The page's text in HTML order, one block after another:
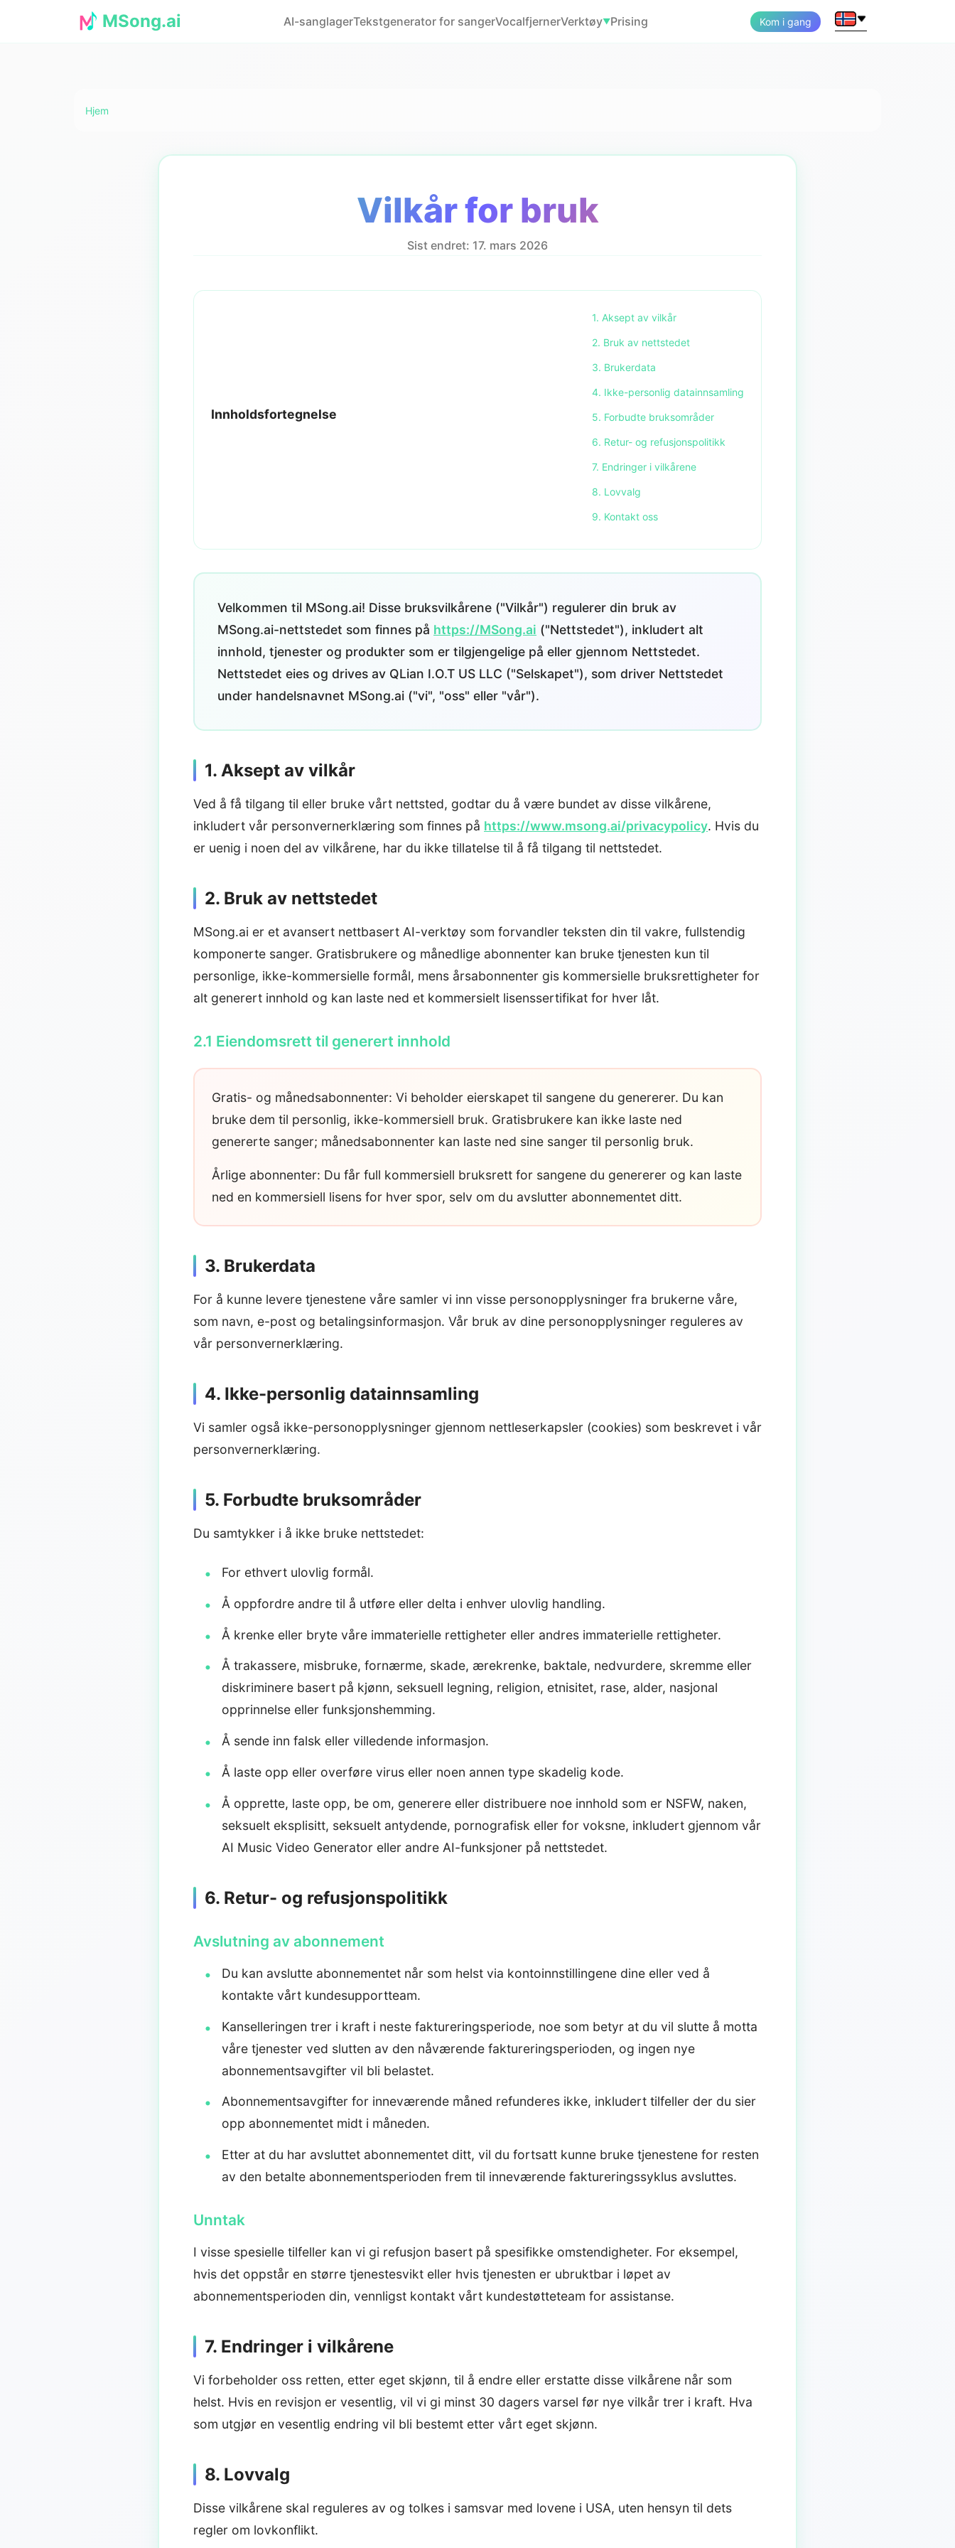
MSong.ai AI-sanglagerTekstgenerator for sangerVocalfjernerVerktøy▼Prising Kom i gang
Hjem
Vilkår for bruk
Sist endret: 17. mars 2026
Innholdsfortegnelse
1. Aksept av vilkår
2. Bruk av nettstedet
3. Brukerdata
4. Ikke-personlig datainnsamling
5. Forbudte bruksområder
6. Retur- og refusjonspolitikk
7. Endringer i vilkårene
8. Lovvalg
9. Kontakt oss
Velkommen til MSong.ai! Disse bruksvilkårene ("Vilkår") regulerer din bruk av
MSong.ai-nettstedet som finnes på https://MSong.ai ("Nettstedet"), inkludert alt
innhold, tjenester og produkter som er tilgjengelige på eller gjennom Nettstedet.
Nettstedet eies og drives av QLian I.O.T US LLC ("Selskapet"), som driver Nettstedet
under handelsnavnet MSong.ai ("vi", "oss" eller "vår").
1. Aksept av vilkår
Ved å få tilgang til eller bruke vårt nettsted, godtar du å være bundet av disse vilkårene,
inkludert vår personvernerklæring som finnes på https://www.msong.ai/privacypolicy. Hvis du
er uenig i noen del av vilkårene, har du ikke tillatelse til å få tilgang til nettstedet.
2. Bruk av nettstedet
MSong.ai er et avansert nettbasert AI-verktøy som forvandler teksten din til vakre, fullstendig
komponerte sanger. Gratisbrukere og månedlige abonnenter kan bruke tjenesten kun til
personlige, ikke-kommersielle formål, mens årsabonnenter gis kommersielle bruksrettigheter for
alt generert innhold og kan laste ned et kommersielt lisenssertifikat for hver låt.
2.1 Eiendomsrett til generert innhold
Gratis- og månedsabonnenter: Vi beholder eierskapet til sangene du genererer. Du kan
bruke dem til personlig, ikke-kommersiell bruk. Gratisbrukere kan ikke laste ned
genererte sanger; månedsabonnenter kan laste ned sine sanger til personlig bruk.
Årlige abonnenter: Du får full kommersiell bruksrett for sangene du genererer og kan laste
ned en kommersiell lisens for hver spor, selv om du avslutter abonnementet ditt.
3. Brukerdata
For å kunne levere tjenestene våre samler vi inn visse personopplysninger fra brukerne våre,
som navn, e-post og betalingsinformasjon. Vår bruk av dine personopplysninger reguleres av
vår personvernerklæring.
4. Ikke-personlig datainnsamling
Vi samler også ikke-personopplysninger gjennom nettleserkapsler (cookies) som beskrevet i vår
personvernerklæring.
5. Forbudte bruksområder
Du samtykker i å ikke bruke nettstedet:
For ethvert ulovlig formål.
Å oppfordre andre til å utføre eller delta i enhver ulovlig handling.
Å krenke eller bryte våre immaterielle rettigheter eller andres immaterielle rettigheter.
Å trakassere, misbruke, fornærme, skade, ærekrenke, baktale, nedvurdere, skremme eller
diskriminere basert på kjønn, seksuell legning, religion, etnisitet, rase, alder, nasjonal
opprinnelse eller funksjonshemming.
Å sende inn falsk eller villedende informasjon.
Å laste opp eller overføre virus eller noen annen type skadelig kode.
Å opprette, laste opp, be om, generere eller distribuere noe innhold som er NSFW, naken,
seksuelt eksplisitt, seksuelt antydende, pornografisk eller for voksne, inkludert gjennom vår
AI Music Video Generator eller andre AI-funksjoner på nettstedet.
6. Retur- og refusjonspolitikk
Avslutning av abonnement
Du kan avslutte abonnementet når som helst via kontoinnstillingene dine eller ved å
kontakte vårt kundesupportteam.
Kanselleringen trer i kraft i neste faktureringsperiode, noe som betyr at du vil slutte å motta
våre tjenester ved slutten av den nåværende faktureringsperioden, og ingen nye
abonnementsavgifter vil bli belastet.
Abonnementsavgifter for inneværende måned refunderes ikke, inkludert tilfeller der du sier
opp abonnementet midt i måneden.
Etter at du har avsluttet abonnementet ditt, vil du fortsatt kunne bruke tjenestene for resten
av den betalte abonnementsperioden frem til inneværende faktureringssyklus avsluttes.
Unntak
I visse spesielle tilfeller kan vi gi refusjon basert på spesifikke omstendigheter. For eksempel,
hvis det oppstår en større tjenestesvikt eller hvis tjenesten er ubruktbar i løpet av
abonnementsperioden din, vennligst kontakt vårt kundestøtteteam for assistanse.
7. Endringer i vilkårene
Vi forbeholder oss retten, etter eget skjønn, til å endre eller erstatte disse vilkårene når som
helst. Hvis en revisjon er vesentlig, vil vi gi minst 30 dagers varsel før nye vilkår trer i kraft. Hva
som utgjør en vesentlig endring vil bli bestemt etter vårt eget skjønn.
8. Lovvalg
Disse vilkårene skal reguleres av og tolkes i samsvar med lovene i USA, uten hensyn til dets
regler om lovkonflikt.